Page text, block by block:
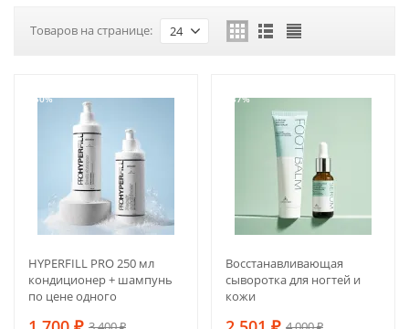
Товаров на странице: 24
-50%
HYPERFILL PRO 250 мл
кондиционер + шампунь
по цене одного
-37%
Восстанавливающая
сыворотка для ногтей и
кожи